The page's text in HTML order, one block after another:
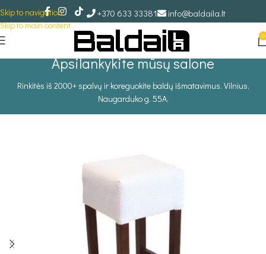
Skip to navigation
Skip to main content
+370 633 33381 info@baldaila.lt
0
Apsilankykite mūsų salone
Rinkitės iš 2000+ spalvų ir koreguokite baldų išmatavimus. Vilnius,
Naugarduko g. 55A.